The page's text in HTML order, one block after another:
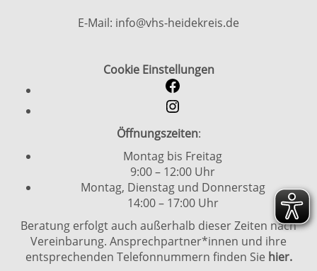
E-Mail: info@vhs-heidekreis.de
Cookie Einstellungen
Öffnungszeiten:
Montag bis Freitag
9:00 – 12:00 Uhr
Montag, Dienstag und Donnerstag
14:00 – 17:00 Uhr
Beratung erfolgt auch außerhalb dieser Zeiten nach
Vereinbarung. Ansprechpartner*innen und ihre
entsprechenden Telefonnummern finden Sie hier.